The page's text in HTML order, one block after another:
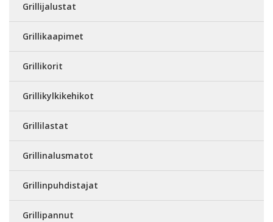
Grillijalustat
Grillikaapimet
Grillikorit
Grillikylkikehikot
Grillilastat
Grillinalusmatot
Grillinpuhdistajat
Grillipannut